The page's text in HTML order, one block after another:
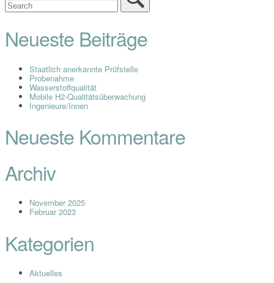
Neueste Beiträge
Staatlich anerkannte Prüfstelle
Probenahme
Wasserstoffqualität
Mobile H2-Qualitätsüberwachung
Ingenieure/Innen
Neueste Kommentare
Archiv
November 2025
Februar 2023
Kategorien
Aktuelles